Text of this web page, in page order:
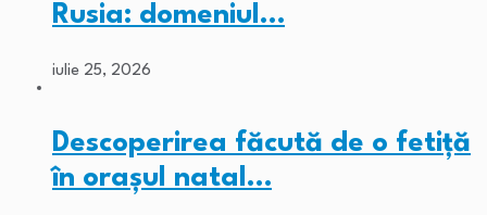
Rusia: domeniul…
iulie 25, 2026
Descoperirea făcută de o fetiță
în orașul natal…